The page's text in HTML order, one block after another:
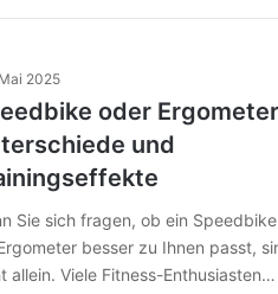
2025
oder
und
Sie sich fragen, ob ein
besser zu Ihnen passt,
allein. Viele Fitness-Enthusiasten…